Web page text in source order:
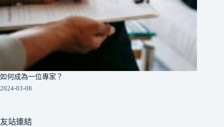
如何成為一位專家？
2024-03-08
友站連結